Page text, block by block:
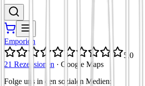
Emporion
5,0
21 Rezensionen · Google Maps
Folge uns in den sozialen Medien: